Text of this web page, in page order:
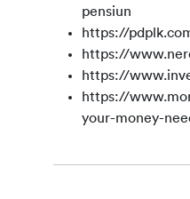
pensiun
https://
https://
https://
https://
your-money-